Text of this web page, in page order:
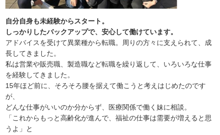
自分自身も未経験からスタート。
しっかりしたバックアップで、安心して働けています。
アドバイスを受けて異業種から転職。周りの方々に支えられて、成
長してきました。
私は営業や販売職、製造職など転職を繰り返して、いろいろな仕事
を経験してきました。
15年ほど前に、そろそろ腰を据えて働こうと考えはじめたのです
が、
どんな仕事がいいのか分からず、医療関係で働く妹に相談。
「これからもっと高齢化が進んで、福祉の仕事は需要が増えると思
うよ」と